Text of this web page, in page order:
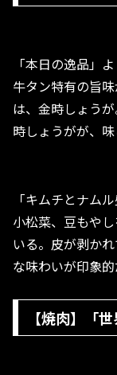
「本日の逸品」
牛タン特有の旨
は、金時しょう
時しょうがが、味
「キムチとナム
小松菜、豆もや
いる。皮が剥か
な味わいが印象的
【焼肉】「